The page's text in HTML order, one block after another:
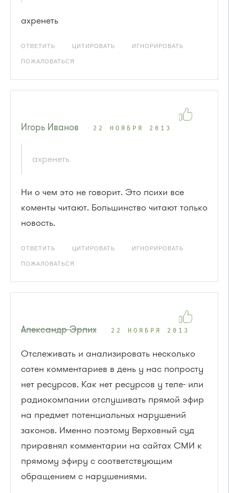
ахренеть
ОТВЕТИТЬ ЦИТИРОВАТЬ ИГНОРИРОВАТЬ
ПОЖАЛОВАТЬСЯ
Игорь Иванов 22 НОЯБРЯ 2013
ахренеть
Ни о чем это не говорит. Это психи все
коменты читают. Большинство читают только
новость.
ОТВЕТИТЬ ЦИТИРОВАТЬ ИГНОРИРОВАТЬ
ПОЖАЛОВАТЬСЯ
Александр Эрлих 22 НОЯБРЯ 2013
Отслеживать и анализировать несколько
сотен комментариев в день у нас попросту
нет ресурсов. Как нет ресурсов у теле- или
радиокомпании отслушивать прямой эфир
на предмет потенциальных нарушений
законов. Именно поэтому Верховный суд
приравнял комментарии на сайтах СМИ к
прямому эфиру с соответствующим
обращением с нарушениями.